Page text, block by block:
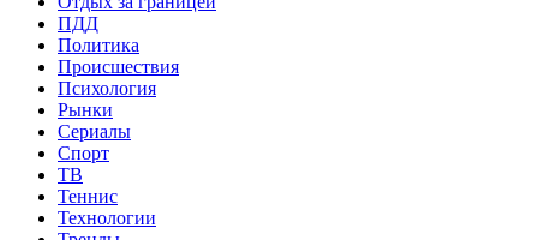
ПДД
Политика
Происшествия
Психология
Рынки
Сериалы
Спорт
ТВ
Теннис
Технологии